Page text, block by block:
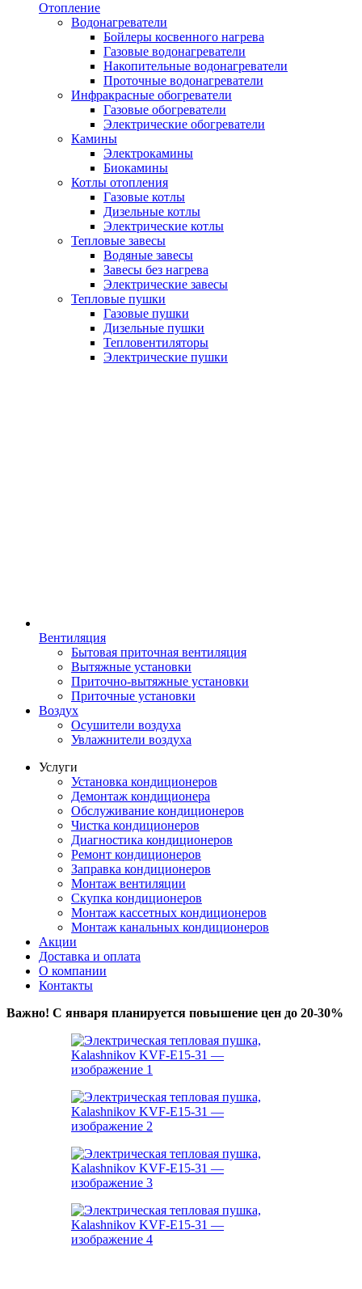
Отопление
Водонагреватели
Бойлеры косвенного нагрева
Газовые водонагреватели
Накопительные водонагреватели
Проточные водонагреватели
Инфракрасные обогреватели
Газовые обогреватели
Электрические обогреватели
Камины
Электрокамины
Биокамины
Котлы отопления
Газовые котлы
Дизельные котлы
Электрические котлы
Тепловые завесы
Водяные завесы
Завесы без нагрева
Электрические завесы
Тепловые пушки
Газовые пушки
Дизельные пушки
Тепловентиляторы
Электрические пушки
Вентиляция
Бытовая приточная вентиляция
Вытяжные установки
Приточно-вытяжные установки
Приточные установки
Воздух
Осушители воздуха
Увлажнители воздуха
Услуги
Установка кондиционеров
Демонтаж кондиционера
Обслуживание кондиционеров
Чистка кондиционеров
Диагностика кондиционеров
Ремонт кондиционеров
Заправка кондиционеров
Монтаж вентиляции
Скупка кондиционеров
Монтаж кассетных кондиционеров
Монтаж канальных кондиционеров
Акции
Доставка и оплата
О компании
Контакты
Важно! С января планируется повышение цен до 20-30%